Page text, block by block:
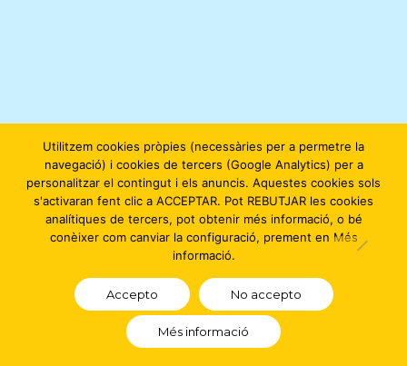
Utilitzem cookies pròpies (necessàries per a permetre la
navegació) i cookies de tercers (Google Analytics) per a
personalitzar el contingut i els anuncis. Aquestes cookies sols
s'activaran fent clic a ACCEPTAR. Pot REBUTJAR les cookies
analítiques de tercers, pot obtenir més informació, o bé
conèixer com canviar la configuració, prement en Més
informació.
Accepto No accepto
Més informació